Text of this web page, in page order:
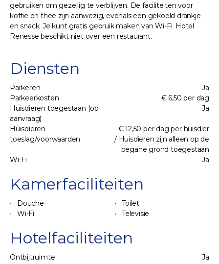
gebruiken om gezellig te verblijven. De faciliteiten voor
koffie en thee zijn aanwezig, evenals een gekoeld drankje
en snack. Je kunt gratis gebruik maken van Wi-Fi. Hotel
Renesse beschikt niet over een restaurant.
Diensten
Parkeren
Ja
Parkeerkosten
€ 6,50 per dag
Huisdieren toegestaan (op
aanvraag)
Ja
Huisdieren
toeslag/voorwaarden
€ 12,50 per dag per huisdier
/ Huisdieren zijn alleen op de
begane grond toegestaan
Wi-Fi
Ja
Kamerfaciliteiten
Douche
Toilet
Wi-Fi
Televisie
Hotelfaciliteiten
Ontbijtruimte
Ja